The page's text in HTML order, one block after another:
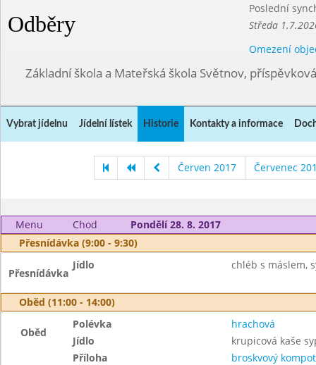
Odběry
Poslední
Středa
Omezení
Základní škola a Mateřská škola Světnov,
Vybrat jídelnu Jídelní lístek Historie Kontakty a informace
Červen 2017 Červenec
Menu Chod
Pondělí 28. 8. 2017
Přesnídávka (9:00 - 9:30)
Přesnídávka
Jídlo chléb s máslem,
Oběd (11:00 - 14:00)
Oběd
Polévka
hrachová
Jídlo
krupicová kaše
Příloha
broskvový kompot